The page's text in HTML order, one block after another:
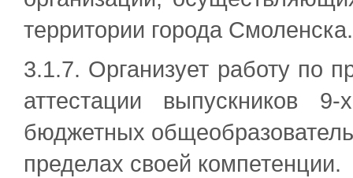
территории города Смоленска.
3.1.7. Организует работу по
аттестации выпускников
бюджетных
пределах своей компетенции.